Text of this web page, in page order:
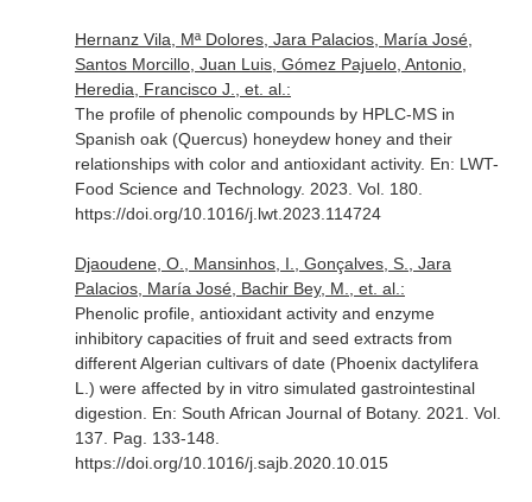
Hernanz Vila, Mª Dolores, Jara Palacios, María José,
Santos Morcillo, Juan Luis, Gómez Pajuelo, Antonio,
Heredia, Francisco J., et. al.:
The profile of phenolic compounds by HPLC-MS in
Spanish oak (Quercus) honeydew honey and their
relationships with color and antioxidant activity. En: LWT-
Food Science and Technology. 2023. Vol. 180.
https://doi.org/10.1016/j.lwt.2023.114724
Djaoudene, O., Mansinhos, I., Gonçalves, S., Jara
Palacios, María José, Bachir Bey, M., et. al.:
Phenolic profile, antioxidant activity and enzyme
inhibitory capacities of fruit and seed extracts from
different Algerian cultivars of date (Phoenix dactylifera
L.) were affected by in vitro simulated gastrointestinal
digestion. En: South African Journal of Botany. 2021. Vol.
137. Pag. 133-148.
https://doi.org/10.1016/j.sajb.2020.10.015